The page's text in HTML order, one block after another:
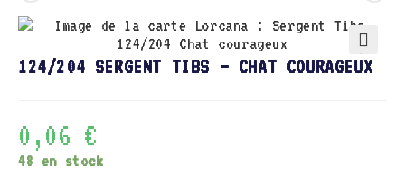
🔍
124/204 SERGENT TIBS – CHAT COURAGEUX
0,06 €
48 en stock